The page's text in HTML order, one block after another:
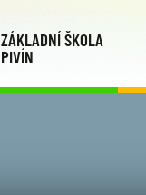
ZÁKLADNÍ ŠKOLA
PIVÍN